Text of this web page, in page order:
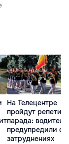
На Телецентре
пройдут
парада:
предупредили о
затруднениях